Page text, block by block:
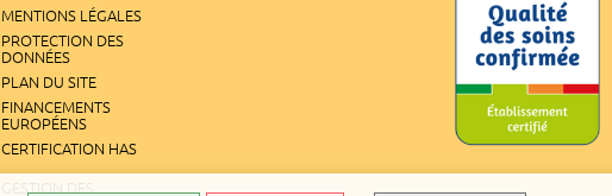
MENTIONS LÉGALES
PROTECTION DES
DONNÉES
PLAN DU SITE
FINANCEMENTS
EUROPÉENS
CERTIFICATION HAS
GESTION DES